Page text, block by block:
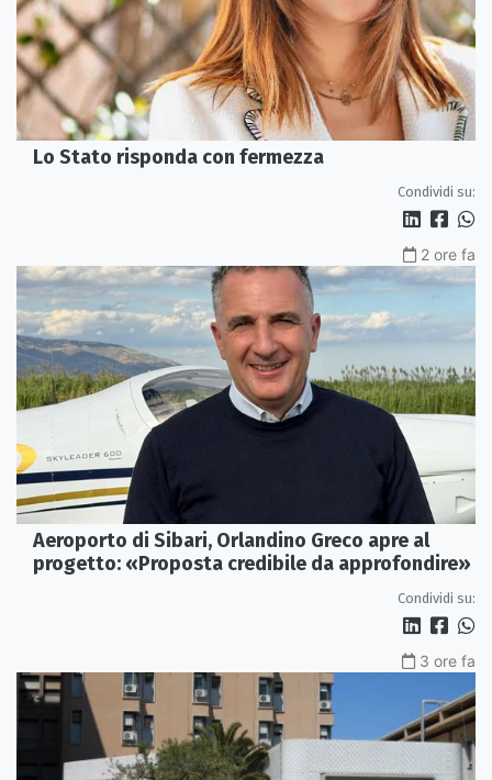
Lo Stato risponda con fermezza
Condividi su:
2 ore fa
Aeroporto di Sibari, Orlandino Greco apre al
progetto: «Proposta credibile da approfondire»
Condividi su:
3 ore fa